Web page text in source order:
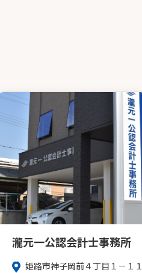
瀧元一公認会計士事務所
姫路市神子岡前４丁目１－１１